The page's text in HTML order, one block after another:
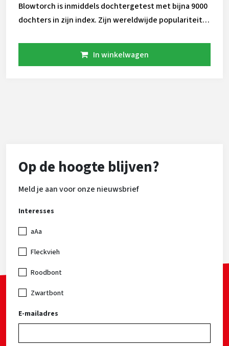
Blowtorch is inmiddels dochtergetest met bijna 9000
dochters in zijn index. Zijn wereldwijde populariteit
overduidelijk in de frames van de koeien te zien, hij
In winkelwagen
Op de hoogte blijven?
Meld je aan voor onze nieuwsbrief
Interesses
aAa
Fleckvieh
Roodbont
Zwartbont
E-mailadres